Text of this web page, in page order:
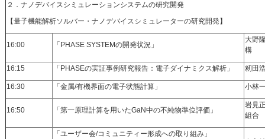
２．ナノデバイスシミュレーションシステムの研究開発
【量子機能解析ソルバー・ナノデバイスシミュレーターの研究開発】
16:00 「PHASE SYSTEMの開発状況」
大野
構
16:15 「PHASEの実証事例研究報告：電子ダイナミクス解析」 籾田
16:30 「金属/有機界面の電子状態計算」 小林
16:50 「第一原理計算を用いたGaN中の不純物準位評価」
岩見
組合
「ユーザー会/コミュニティー形成への取り組み」